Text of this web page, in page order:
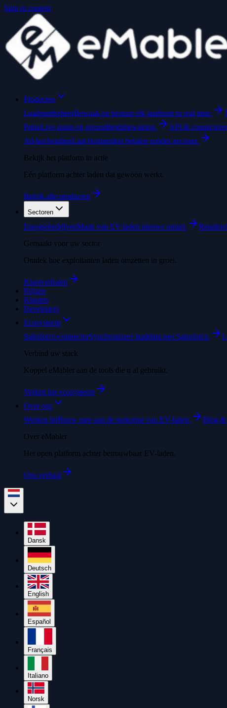
Skip to content
Producten
LaadpuntbeheerBewaak en bestuur elk laadpunt in real time.
PulseLive status en gezondheidsbewaking. API &
Ad-hocbetalingLaat bestuurders betalen zonder account.
Bekijk het platform in actie
Eén platform achter laden dat gewoon werkt.
Bekijk alle producten
Sectoren
EnergiebedrijvenMaak van EV-laden nieuwe omzet. Retailers
Gemaakt voor uw sector
Ontdek hoe exploitanten laden omzetten in groei.
Klantverhalen
Prijzen
Klanten
Developers
Ecosysteem
Salesforce-connectorSynchroniseer laaddata met Salesforce.
Verbind uw stack
Koppel eMabler aan de tools die u al gebruikt.
Verken het ecosysteem
Over ons
Werken bijBouw mee aan de toekomst van EV-laden. Blog &
Over eMabler
Het open platform achter betrouwbaar EV-laden.
Ons verhaal
Dansk
Deutsch
English
Español
Français
Italiano
Norsk